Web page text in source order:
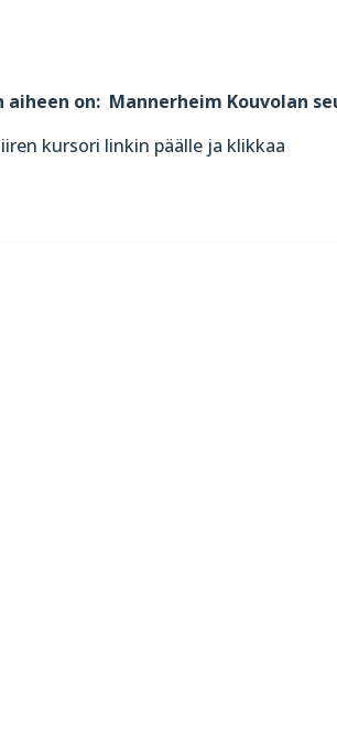
on: Mannerheim Kouvolan
kursori linkin päälle ja klikkaa